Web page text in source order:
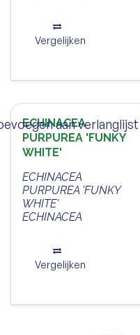
Vergelijken
ECHINACEA
PURPUREA 'FUNKY
WHITE'
ECHINACEA
PURPUREA 'FUNKY
WHITE'
ECHINACEA
Vergelijken
aan verlanglijst